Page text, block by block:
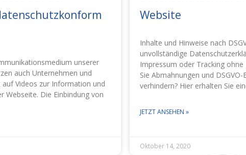
unserer
auch Unternehmen und
auf Videos zur Information und
Webseite. Die Einbindung von
Website
Inhalte und Hinweise nach
unvollständige
Impressum oder Tracking ohne
Sie Abmahnungen und
verhindern? Hier erhalten Sie
JETZT ANSEHEN »
Oktober 14, 2020